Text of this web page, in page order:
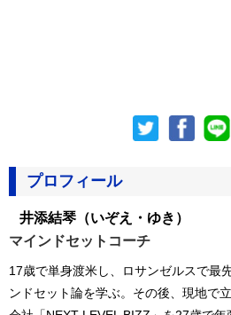
プロフィール
井添結琴 （いぞえ・ゆき）
マインドセットコーチ
17歳で単身渡米し、ロサンゼルスで最
ンドセット論を学ぶ。その後、現地で